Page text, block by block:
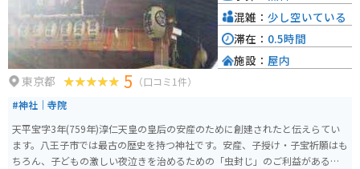
東京都 5 （口コミ1件）
#神社｜寺院
天平宝字3年(759年)淳仁天皇の皇后の安産のために創建されたと伝えらてい
ます。八王子市では最古の歴史を持つ神社です。安産、子授け・子宝祈願はも
ちろん、子どもの激しい夜泣きを治めるための「虫封じ」のご利益があると
混雑： 少し空いている
滞在： 0.5時間
施設： 屋内